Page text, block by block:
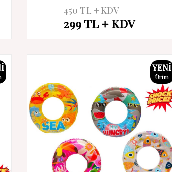
450TL KDV
299TL KDV
YENI
Ürün